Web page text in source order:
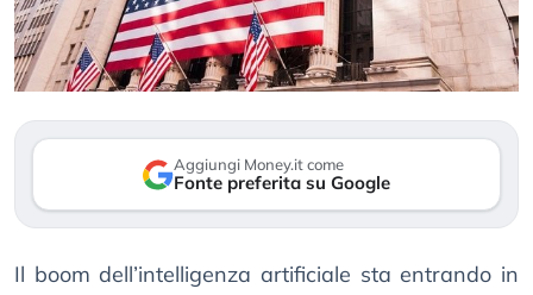
Aggiungi Money.it come
Fonte preferita su Google
Il boom dell’intelligenza artificiale sta entrando in